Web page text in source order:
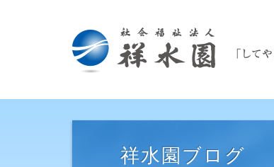
祥水園ブログ